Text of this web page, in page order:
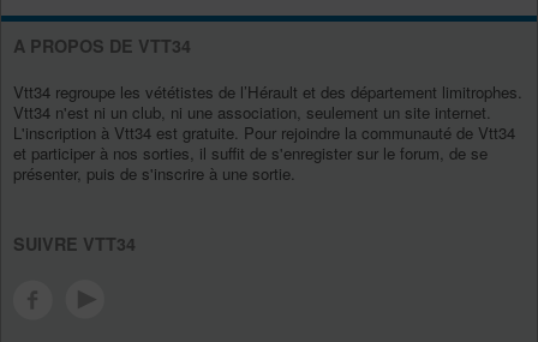
A PROPOS DE VTT34
Vtt34 regroupe les vététistes de l’Hérault et des département limitrophes.
Vtt34 n'est ni un club, ni une association, seulement un site internet.
L'inscription à Vtt34 est gratuite. Pour rejoindre la communauté de Vtt34
et participer à nos sorties, il suffit de s'enregister sur le forum, de se
présenter, puis de s'inscrire à une sortie.
SUIVRE VTT34